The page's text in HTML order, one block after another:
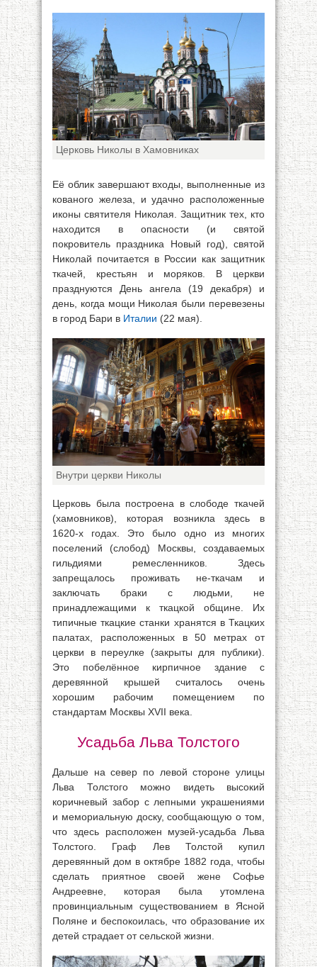
Церковь Николы в Хамовниках
Её облик завершают входы, выполненные из
кованого железа, и удачно расположенные
иконы святителя Николая. Защитник тех, кто
находится в опасности (и святой
покровитель праздника Новый год), святой
Николай почитается в России как защитник
ткачей, крестьян и моряков. В церкви
празднуются День ангела (19 декабря) и
день, когда мощи Николая были перевезены
в город Бари в Италии (22 мая).
Внутри церкви Николы
Церковь была построена в слободе ткачей
(хамовников), которая возникла здесь в
1620-х годах. Это было одно из многих
поселений (слобод) Москвы, создаваемых
гильдиями ремесленников. Здесь
запрещалось проживать не-ткачам и
заключать браки с людьми, не
принадлежащими к ткацкой общине. Их
типичные ткацкие станки хранятся в Ткацких
палатах, расположенных в 50 метрах от
церкви в переулке (закрыты для публики).
Это побелённое кирпичное здание с
деревянной крышей считалось очень
хорошим рабочим помещением по
стандартам Москвы XVII века.
Усадьба Льва Толстого
Дальше на север по левой стороне улицы
Льва Толстого можно видеть высокий
коричневый забор с лепными украшениями
и мемориальную доску, сообщающую о том,
что здесь расположен музей-усадьба Льва
Толстого. Граф Лев Толстой купил
деревянный дом в октябре 1882 года, чтобы
сделать приятное своей жене Софье
Андреевне, которая была утомлена
провинциальным существованием в Ясной
Поляне и беспокоилась, что образование их
детей страдает от сельской жизни.